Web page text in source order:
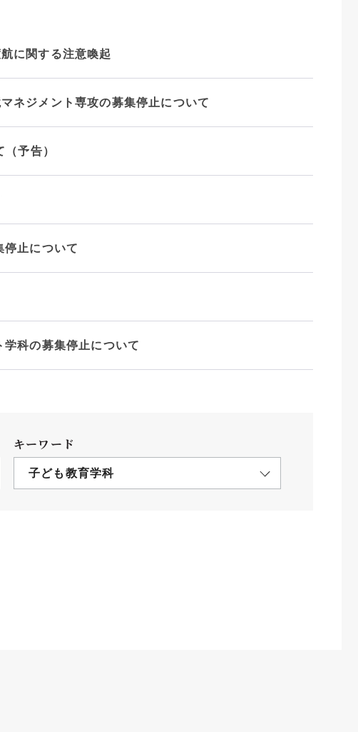
学則
に関する注意喚起
ネジメント専攻の募集停止について
予告）
停止について
科の募集停止について
キーワード
子ども教育学科